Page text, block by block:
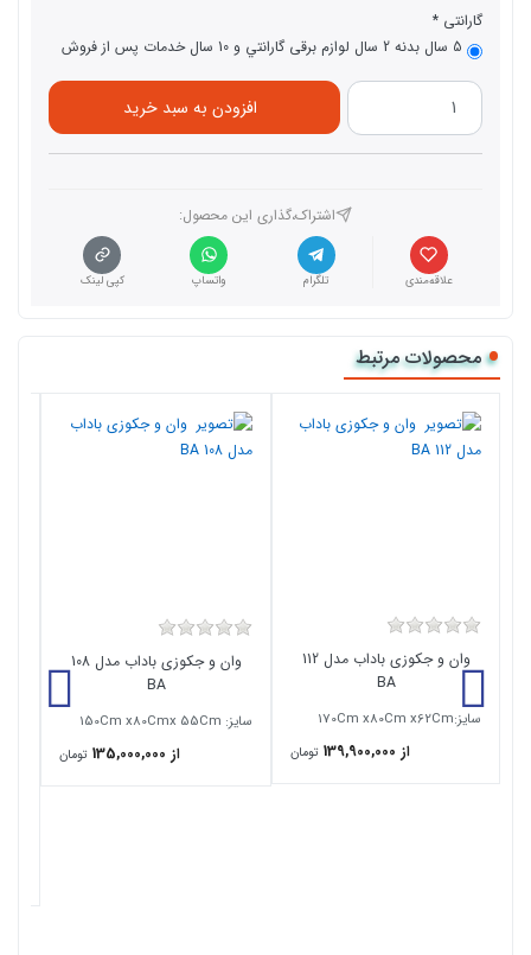
گارانتی
5 سال بدنه 2 سال لوازم برقی گارانتي و 10 سال خدمات پس از فروش
افزودن به سبد خرید
اشتراک،گذاری این محصول‌:
علاقه‌مندی تلگرام واتساپ کپی لینک
محصولات مرتبط
وان و جکوزی باداب مدل 112
BA
سایز:170Cm x80Cm x62Cm
از 139,900,000 تومان
وان و جکوزی باداب مدل 108
BA
سایز: 150Cm x80Cmx 55Cm
از 135,000,000 تومان